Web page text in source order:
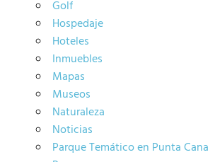
Golf
Hospedaje
Hoteles
Inmuebles
Mapas
Museos
Naturaleza
Noticias
Parque Temático en Punta Cana